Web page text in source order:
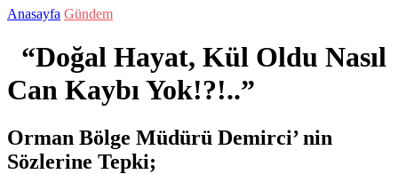
Anasayfa Gündem
“Doğal Hayat, Kül Oldu Nasıl
Can Kaybı Yok!?!..”
Orman Bölge Müdürü Demirci’ nin
Sözlerine Tepki;